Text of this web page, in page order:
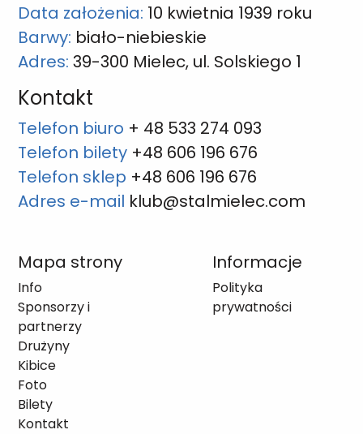
Data założenia: 10 kwietnia 1939 roku
Barwy: biało-niebieskie
Adres: 39-300 Mielec, ul. Solskiego 1
Kontakt
Telefon biuro + 48 533 274 093
Telefon bilety +48 606 196 676
Telefon sklep +48 606 196 676
Adres e-mail klub@stalmielec.com
Mapa strony
Info
Sponsorzy i
partnerzy
Drużyny
Kibice
Foto
Bilety
Kontakt
Informacje
Polityka
prywatności